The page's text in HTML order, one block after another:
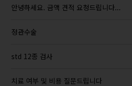
안녕하세요. 금액 견적 요청드립니다...
정관수술
std 12종 검사
치료 여부 및 비용 질문드립니다